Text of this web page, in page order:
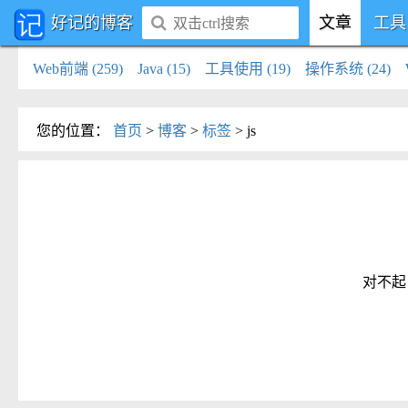
好记的博客 文章 工具
Web前端 (259) Java (15) 工具使用 (19) 操作系统 (24)
您的位置 ： 首页 > 博客 > 标签 > js
对不